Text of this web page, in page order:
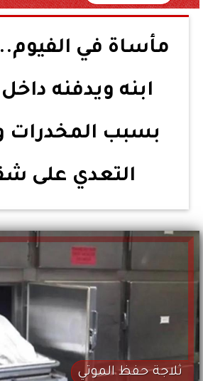
مأساة في
ابنه ويدفنه
بسبب المخدرات
التعدي على
ثلاجة حفظ الموتي